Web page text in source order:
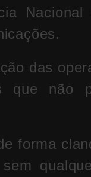
Nacional
das
que não
forma